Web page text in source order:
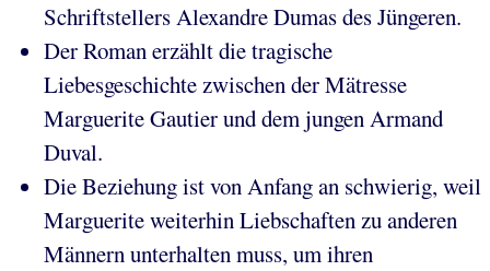
Schriftstellers Alexandre Dumas des Jüngeren.
Der Roman erzählt die tragische
Liebesgeschichte zwischen der Mätresse
Marguerite Gautier und dem jungen Armand
Duval.
Die Beziehung ist von Anfang an schwierig, weil
Marguerite weiterhin Liebschaften zu anderen
Männern unterhalten muss, um ihren